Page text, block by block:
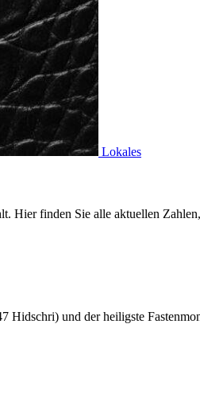
Lokales
Hier finden Sie alle aktuellen
Hidschri) und der heiligste